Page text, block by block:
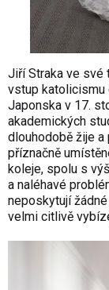
Jiří Straka ve své
vstup katolicismu
Japonska v 17.
akademických
dlouhodobě žije a
příznačně
koleje, spolu s
a naléhavé
neposkytují
velmi citlivě